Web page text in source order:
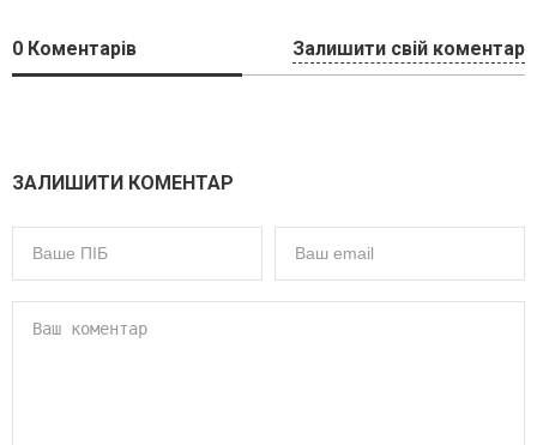
0 Коментарів Залишити свій коментар
ЗАЛИШИТИ КОМЕНТАР